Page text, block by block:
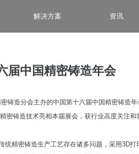
解决方案 资讯
届中国精密铸造年会
铸造分会主办的中国第十六届中国精密铸造
密铸造技术亮相本届展会，获行业高度关注和
统精密铸造生产工艺存在诸多问题，采用3D打